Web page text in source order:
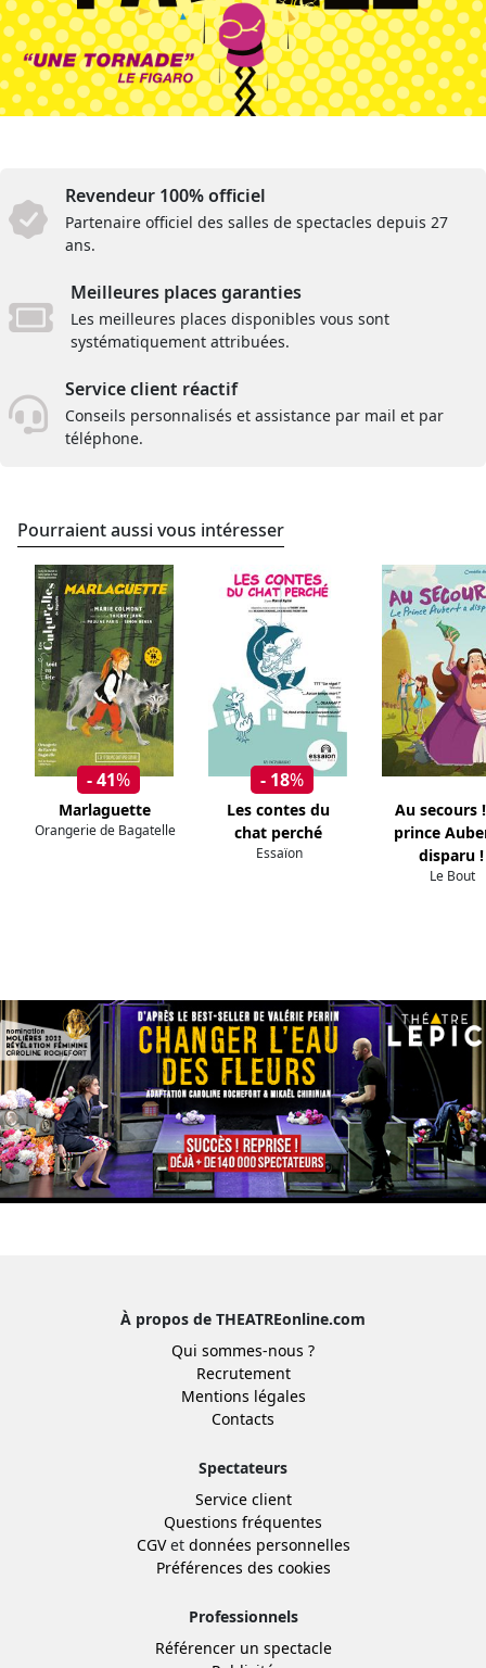
Revendeur 100% officiel
Partenaire officiel des salles de spectacles depuis 27
ans.
Meilleures places garanties
Les meilleures places disponibles vous sont
systématiquement attribuées.
Service client réactif
Conseils personnalisés et assistance par mail et par
téléphone.
Pourraient aussi vous intéresser
- 41%
Marlaguette
Orangerie de Bagatelle
- 18%
Les contes du
chat perché
Essaïon
Au secours
prince
disparu !
Le Bout
À propos de THEATREonline.com
Qui sommes-nous ?
Recrutement
Mentions légales
Contacts
Spectateurs
Service client
Questions fréquentes
CGVet données personnelles
Préférences des cookies
Professionnels
Référencer un spectacle